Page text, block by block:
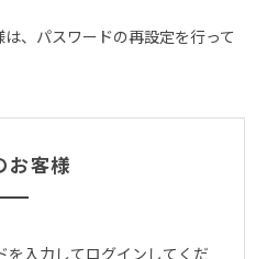
、パスワードの再設定を行って
お客様
を入力してログインしてくだ